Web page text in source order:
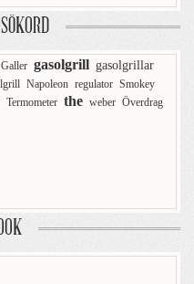
Galler gasolgrill gasolgrillar
Napoleon regulator Smokey
Termometer the weber Överdrag